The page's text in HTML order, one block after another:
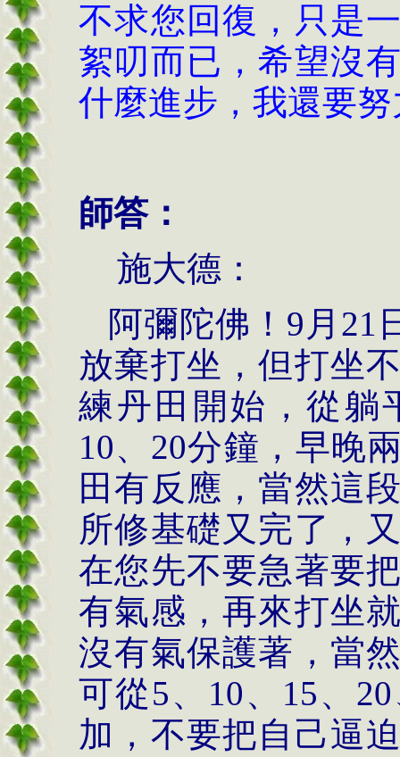
不求您回復，只是
絮叨而已，希望沒
什麼進步，我還要
師答：
施大德：
阿彌陀佛！ 9 月 21
放棄打坐，但打坐
練丹田開始，從躺
10、 20分鐘，早晚
田有反應，當然這
所修基礎又完了，
在您先不要急著要
有氣感，再來打坐
沒有氣保護著，當
可從5、 10、 15、 20
加，不要把自己逼